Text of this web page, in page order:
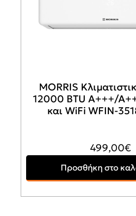
MORRIS
12000 BTU A+++/A++
και WiFi WFIN-
499,00€
Προσθήκη στο